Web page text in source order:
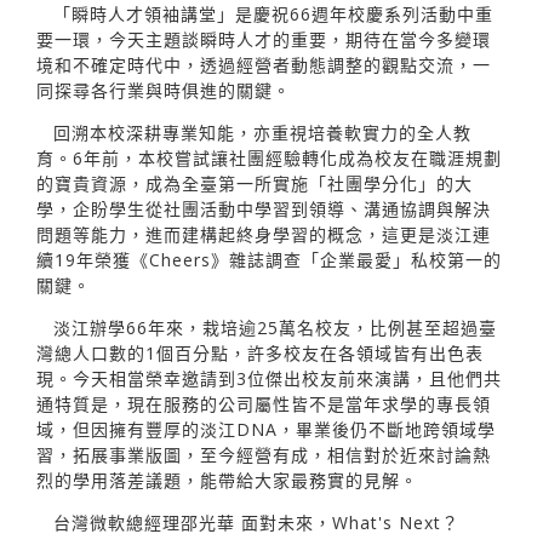
「瞬時人才領袖講堂」是慶祝66週年校慶系列活動中重
要一環，今天主題談瞬時人才的重要，期待在當今多變環
境和不確定時代中，透過經營者動態調整的觀點交流，一
同探尋各行業與時俱進的關鍵。
回溯本校深耕專業知能，亦重視培養軟實力的全人教
育。6年前，本校嘗試讓社團經驗轉化成為校友在職涯規劃
的寶貴資源，成為全臺第一所實施「社團學分化」的大
學，企盼學生從社團活動中學習到領導、溝通協調與解決
問題等能力，進而建構起終身學習的概念，這更是淡江連
續19年榮獲《Cheers》雜誌調查「企業最愛」私校第一的
關鍵。
淡江辦學66年來，栽培逾25萬名校友，比例甚至超過臺
灣總人口數的1個百分點，許多校友在各領域皆有出色表
現。今天相當榮幸邀請到3位傑出校友前來演講，且他們共
通特質是，現在服務的公司屬性皆不是當年求學的專長領
域，但因擁有豐厚的淡江DNA，畢業後仍不斷地跨領域學
習，拓展事業版圖，至今經營有成，相信對於近來討論熱
烈的學用落差議題，能帶給大家最務實的見解。
台灣微軟總經理邵光華 面對未來，What's Next？